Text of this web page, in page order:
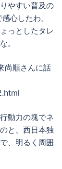
やすい普及の
心したわ。
っとしたタレ
。
尚順さんに話
動力の塊でネ
と、西日本独
、明るく周囲